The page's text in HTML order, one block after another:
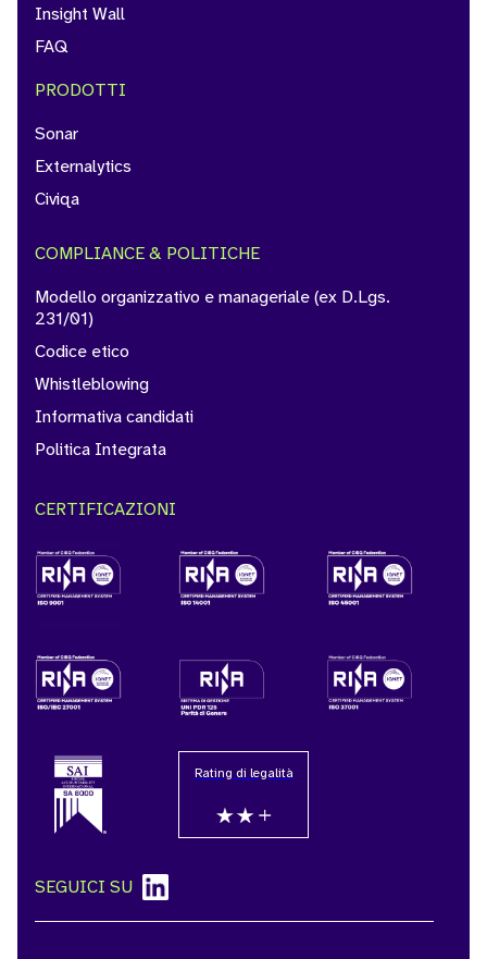
Insight Wall
FAQ
PRODOTTI
Sonar
Externalytics
Civiqa
COMPLIANCE & POLITICHE
Modello organizzativo e manageriale (ex D.Lgs.
231/01)
Codice etico
Whistleblowing
Informativa candidati
Politica Integrata
CERTIFICAZIONI
Rating di legalità
SEGUICI SU